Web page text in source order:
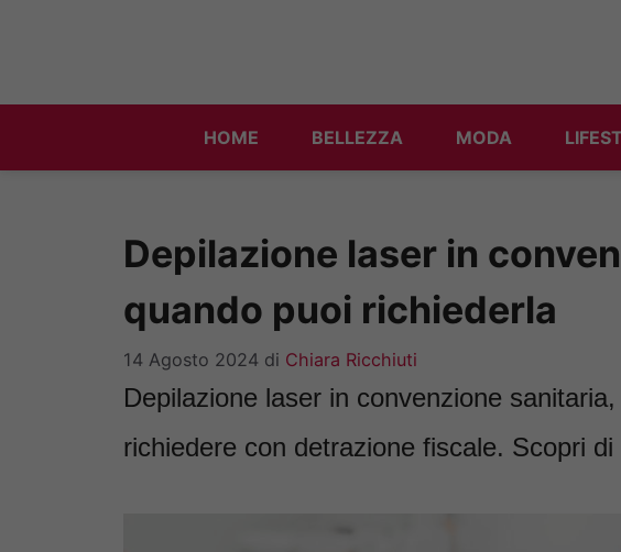
HOME BELLEZZA MODA
Depilazione laser in
quando puoi richiederla
14 Agosto 2024 di Chiara Ricchiuti
Depilazione laser in convenzione
richiedere con detrazione fiscale. Scopri di